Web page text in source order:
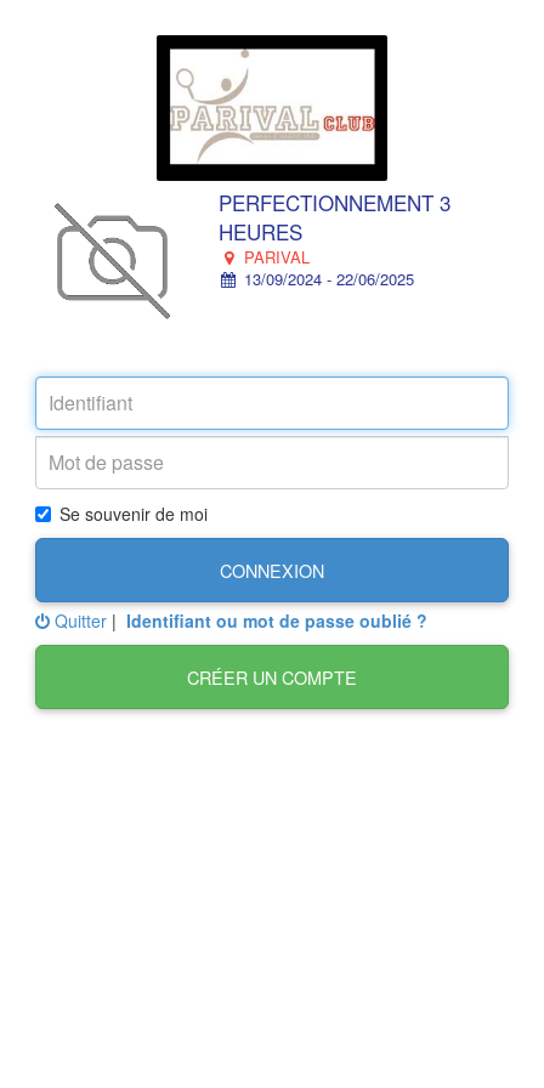
PERFECTIONNEMENT 3
HEURES
PARIVAL
13/09/2024 - 22/06/2025
Se souvenir de moi
CONNEXION
Quitter | Identifiant ou mot de passe oublié ?
CRÉER UN COMPTE